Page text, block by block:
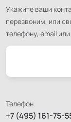
Укажите ваши
перезвоним, или
телефону, email
Телефон
+7 (495) 161-75-